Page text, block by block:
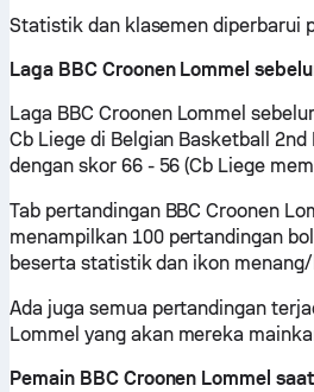
Statistik dan klasemen diperbarui
Laga BBC Croonen Lommel
Laga BBC Croonen Lommel
Cb Liege di Belgian Basketball
dengan skor 66 - 56 (Cb Liege
Tab pertandingan BBC Croonen
menampilkan 100 pertandingan
beserta statistik dan ikon
Ada juga semua pertandingan
Lommel yang akan mereka
Pemain BBC Croonen Lommel